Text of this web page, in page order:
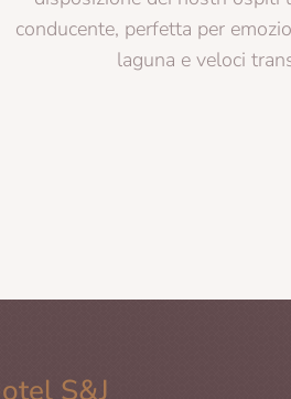
per emozionanti tour della
e veloci transfer.
S&J